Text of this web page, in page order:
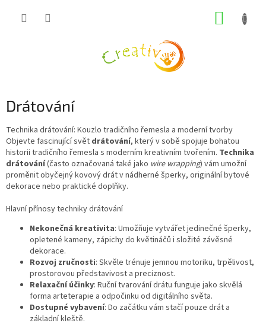
Drátování
Technika drátování: Kouzlo tradičního řemesla a moderní tvorby
Objevte fascinující svět drátování, který v sobě spojuje bohatou
historii tradičního řemesla s moderním kreativním tvořením. Technika
drátování(často označovaná také jako wire wrapping) vám umožní
proměnit obyčejný kovový drát v nádherné šperky, originální bytové
dekorace nebo praktické doplňky.
Hlavní přínosy techniky drátování
Nekonečná kreativita: Umožňuje vytvářet jedinečné šperky,
opletené kameny, zápichy do květináčů i složité závěsné
dekorace.
Rozvoj zručnosti: Skvěle trénuje jemnou motoriku, trpělivost,
prostorovou představivost a preciznost.
Relaxační účinky: Ruční tvarování drátu funguje jako skvělá
forma arteterapie a odpočinku od digitálního světa.
Dostupné vybavení: Do začátku vám stačí pouze drát a
základní kleště.